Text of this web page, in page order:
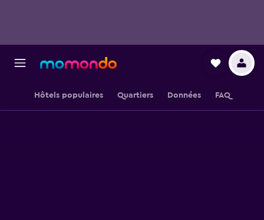
Hôtels populaires Quartiers Données FAQ